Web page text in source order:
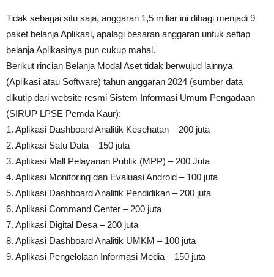
Tidak sebagai situ saja, anggaran 1,5 miliar ini dibagi menjadi 9
paket belanja Aplikasi, apalagi besaran anggaran untuk setiap
belanja Aplikasinya pun cukup mahal.
Berikut rincian Belanja Modal Aset tidak berwujud lainnya
(Aplikasi atau Software) tahun anggaran 2024 (sumber data
dikutip dari website resmi Sistem Informasi Umum Pengadaan
(SIRUP LPSE Pemda Kaur):
1. Aplikasi Dashboard Analitik Kesehatan – 200 juta
2. Aplikasi Satu Data – 150 juta
3. Aplikasi Mall Pelayanan Publik (MPP) – 200 Juta
4. Aplikasi Monitoring dan Evaluasi Android – 100 juta
5. Aplikasi Dashboard Analitik Pendidikan – 200 juta
6. Aplikasi Command Center – 200 juta
7. Aplikasi Digital Desa – 200 juta
8. Aplikasi Dashboard Analitik UMKM – 100 juta
9. Aplikasi Pengelolaan Informasi Media – 150 juta